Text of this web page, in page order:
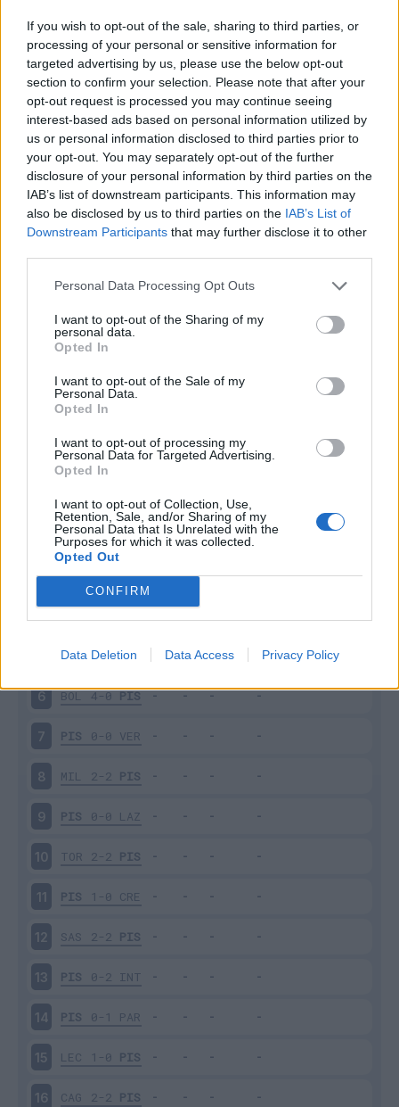
If you wish to opt-out of the sale, sharing to third parties, or
processing of your personal or sensitive information for
targeted advertising by us, please use the below opt-out
section to confirm your selection. Please note that after your
opt-out request is processed you may continue seeing
interest-based ads based on personal information utilized by
us or personal information disclosed to third parties prior to
your opt-out. You may separately opt-out of the further
disclosure of your personal information by third parties on the
IAB’s list of downstream participants. This information may
also be disclosed by us to third parties on the IAB’s List of
Downstream Participants that may further disclose it to other
Personal Data Processing Opt Outs
I want to opt-out of the Sharing of my
personal data.
Opted In
I want to opt-out of the Sale of my
Personal Data.
Opted In
I want to opt-out of processing my
Personal Data for Targeted Advertising.
Opted In
I want to opt-out of Collection, Use,
Retention, Sale, and/or Sharing of my
Personal Data that Is Unrelated with the
Purposes for which it was collected.
Opted Out
CONFIRM
Data Deletion Data Access Privacy Policy
Classic Mantra
Riepilogo stagione
Titolare 0 - 0%
Entrato 0 - 0
Squalificato 0 - 0%
Infortunato 0 - 0%
Scarica riepilogo
stagionale
Giornata VotoFV Uscito
PIS 0-1 ROM
3 PIS 0-1 UDI
PIS 0-0 FIO
6 BOL 4-0 PIS
7 PIS 0-0 VER
8 MIL 2-2 PIS
9 PIS 0-0 LAZ
10 TOR 2-2 PIS
11 PIS 1-0 CRE
12 SAS 2-2 PIS
13 PIS 0-2 INT
14 PIS 0-1 PAR
15 LEC 1-0 PIS
16 CAG 2-2 PIS